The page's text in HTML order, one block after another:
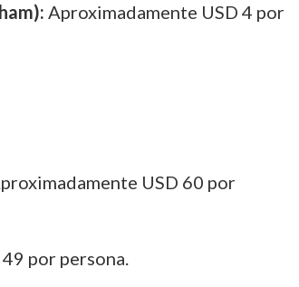
Aproximadamente USD 4 por
USD 60 por
49 por persona.